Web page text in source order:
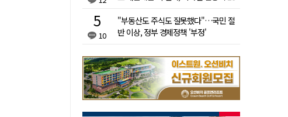
10
"부동산도 주식도 잘못했다"…국민 절
반 이상, 정부 경제정책 '부정'